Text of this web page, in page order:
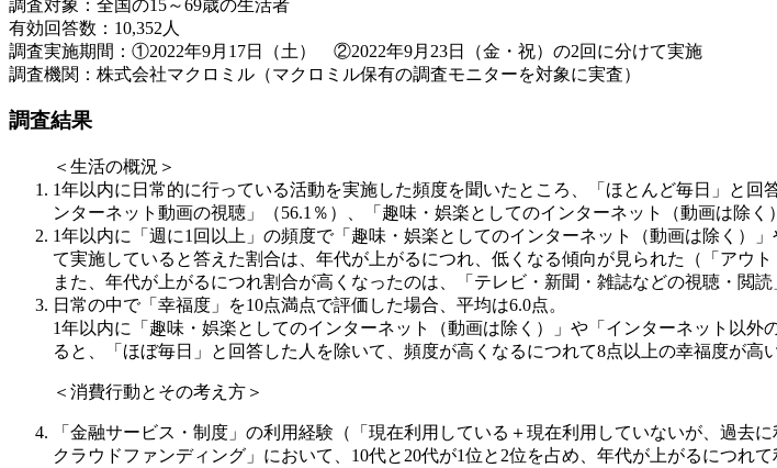
調査対象：全国の15～69歳の生活者
有効回答数：10,352人
調査実施期間：①2022年9月17日（土） ②2022年9月23日（金・祝）の2回に分けて実施
調査機関：株式会社マクロミル（マクロミル保有の調査モニターを対象に実査）
調査結果
＜生活の概況＞
1年以内に日常的に行っている活動を実施した頻度を聞いたところ、「ほとんど毎日」と
ンターネット動画の視聴」（56.1％）、「趣味・娯楽としてのインターネット（動画は除く
1年以内に「週に1回以上」の頻度で「趣味・娯楽としてのインターネット（動画は除く）
て実施していると答えた割合は、年代が上がるにつれ、低くなる傾向が見られた（「アウ
また、年代が上がるにつれ割合が高くなったのは、「テレビ・新聞・雑誌などの視聴・閲読
日常の中で「幸福度」を10点満点で評価した場合、平均は6.0点。
1年以内に「趣味・娯楽としてのインターネット（動画は除く）」や「インターネット以
ると、「ほぼ毎日」と回答した人を除いて、頻度が高くなるにつれて8点以上の幸福度が高
＜消費行動とその考え方＞
「金融サービス・制度」の利用経験（「現在利用している＋現在利用していないが、過
クラウドファンディング」において、10代と20代が1位と2位を占め、年代が上がるにつ